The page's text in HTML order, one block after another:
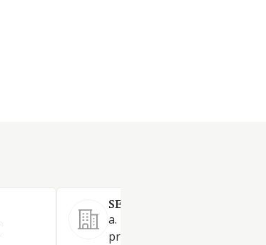
SERVICIOS SIRGAI SL.
a. La participación por cuenta
propia en sociedades por